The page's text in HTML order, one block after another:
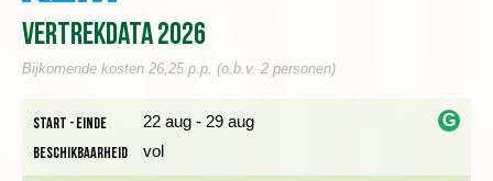
Vertrekdata 2026
Bijkomende kosten 26,25 p.p. (o.b.v. 2 personen)
Start - einde 22 aug - 29 aug G
Beschikbaarheid vol